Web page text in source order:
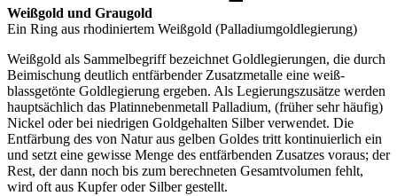
Weißgold und Graugold
Ein Ring aus rhodiniertem Weißgold (Palladiumgoldlegierung)
Weißgold als Sammelbegriff bezeichnet Goldlegierungen, die durch
Beimischung deutlich entfärbender Zusatzmetalle eine weiß-
blassgetönte Goldlegierung ergeben. Als Legierungszusätze werden
hauptsächlich das Platinnebenmetall Palladium, (früher sehr häufig)
Nickel oder bei niedrigen Goldgehalten Silber verwendet. Die
Entfärbung des von Natur aus gelben Goldes tritt kontinuierlich ein
und setzt eine gewisse Menge des entfärbenden Zusatzes voraus; der
Rest, der dann noch bis zum berechneten Gesamtvolumen fehlt,
wird oft aus Kupfer oder Silber gestellt.